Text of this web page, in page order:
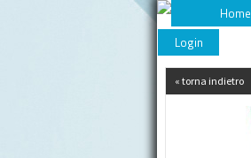
Home
Login
« torna indietro